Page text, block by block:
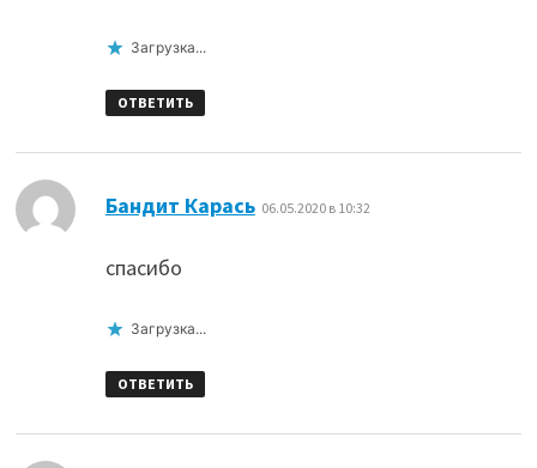
Загрузка...
ОТВЕТИТЬ
Бандит Карась 06.05.2020 в 10:32
спасибо
Загрузка...
ОТВЕТИТЬ